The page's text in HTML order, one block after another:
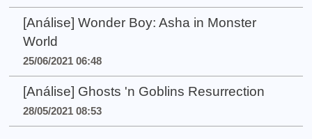
[Análise] Wonder Boy: Asha in Monster
World
25/06/2021 06:48
[Análise] Ghosts 'n Goblins Resurrection
28/05/2021 08:53